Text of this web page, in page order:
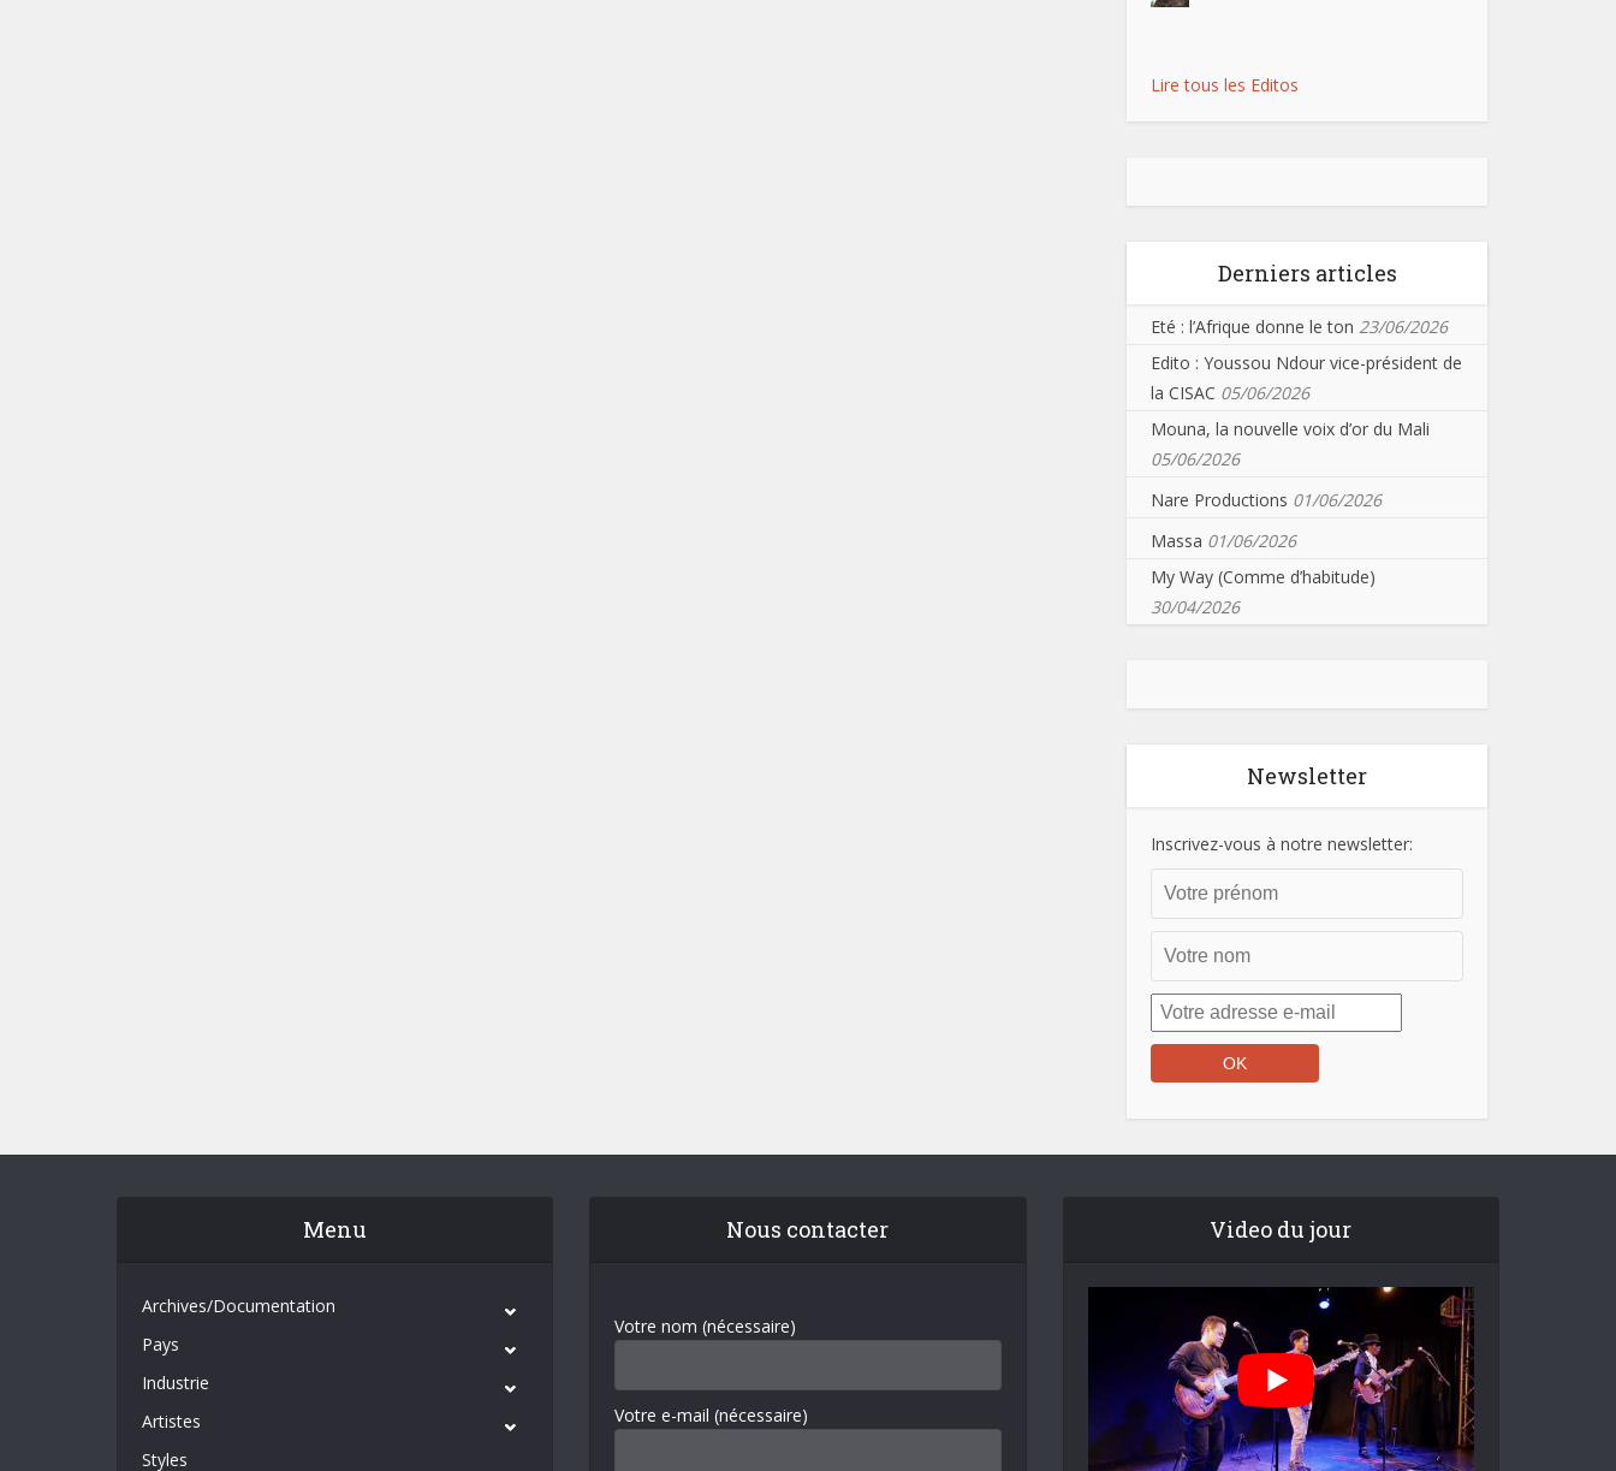
Lire tous les Editos
Derniers articles
Eté : l’Afrique donne le ton 23/06/2026
Edito : Youssou Ndour vice-président de
la CISAC 05/06/2026
Mouna, la nouvelle voix d’or du Mali
05/06/2026
Nare Productions 01/06/2026
Massa 01/06/2026
My Way (Comme d’habitude)
30/04/2026
Newsletter
Inscrivez-vous à notre newsletter:
Menu
Archives/Documentation
Pays
Industrie
Artistes
Styles
Nous contacter
Votre nom (nécessaire)
Votre e-mail (nécessaire)
Video du jour